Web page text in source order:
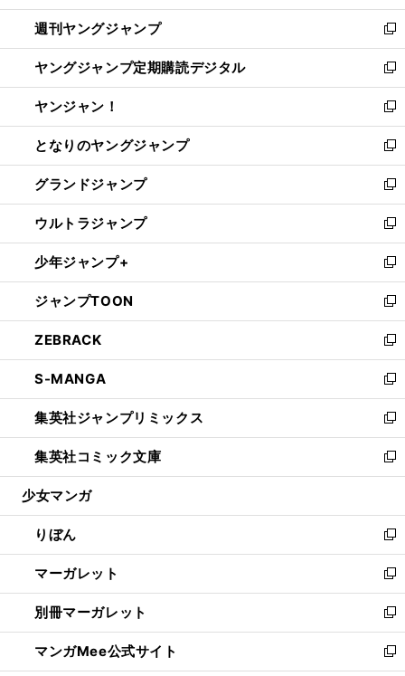
開
く
ウ
で
開
く
ン
ド
ウ
で
開
く
ウ
ィ
ン
ド
ウ
で
開
く
週刊ヤングジャンプ
新
し
い
ウ
ィ
ン
ド
ウ
で
開
く
ヤングジャンプ定期購読デジタル
新
し
い
ウ
ィ
ン
ド
ウ
で
開
く
ヤンジャン！
新
し
い
ウ
ィ
ン
ド
ウ
で
開
く
となりのヤングジャンプ
新
し
い
ウ
ィ
ン
ド
ウ
で
開
く
グランドジャンプ
新
し
い
ウ
ィ
ン
ド
ウ
で
開
く
ウルトラジャンプ
新
し
い
ウ
ィ
ン
ド
ウ
で
開
く
少年ジャンプ+
新
し
い
ウ
ィ
ン
ド
ウ
で
開
く
ジャンプTOON
新
し
い
ウ
ィ
ン
ド
ウ
で
開
ZEBRACK
新
し
い
ウ
ィ
ン
ド
ウ
開
く
S-MANGA
新
し
い
ウ
ィ
ン
ウ
で
開
く
集英社ジャンプリミックス
新
し
い
ウ
ン
ド
ウ
で
開
く
集英社コミック文庫
新
し
ウ
ィ
ン
ド
ウ
で
開
く
少女マンガ
りぼん
新
し
い
ウ
ィ
ン
ド
ウ
マーガレット
新
し
い
ウ
ィ
ン
別冊マーガレット
新
し
い
マンガMee公式サイト
新